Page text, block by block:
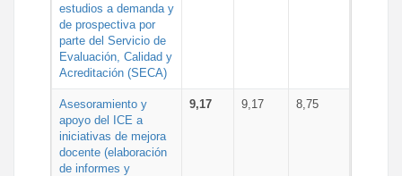
estudios a demanda y
de prospectiva por
parte del Servicio de
Evaluación, Calidad y
Acreditación (SECA)
Asesoramiento y
apoyo del ICE a
iniciativas de mejora
docente (elaboración
de informes y
9,17 9,17 8,75